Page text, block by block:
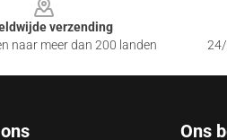
verzending
naar meer dan 200 landen
24/
Ons